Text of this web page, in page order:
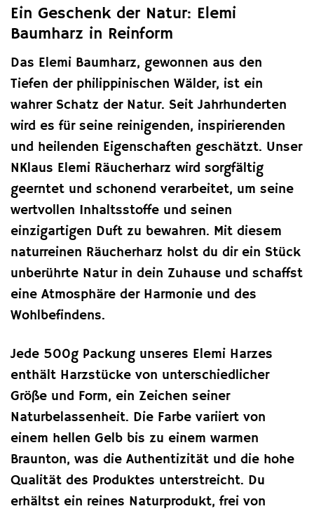
Ein Geschenk der Natur: Elemi
Baumharz in Reinform
Das Elemi Baumharz, gewonnen aus den
Tiefen der philippinischen Wälder, ist ein
wahrer Schatz der Natur. Seit Jahrhunderten
wird es für seine reinigenden, inspirierenden
und heilenden Eigenschaften geschätzt. Unser
NKlaus Elemi Räucherharz wird sorgfältig
geerntet und schonend verarbeitet, um seine
wertvollen Inhaltsstoffe und seinen
einzigartigen Duft zu bewahren. Mit diesem
naturreinen Räucherharz holst du dir ein Stück
unberührte Natur in dein Zuhause und schaffst
eine Atmosphäre der Harmonie und des
Wohlbefindens.
Jede 500g Packung unseres Elemi Harzes
enthält Harzstücke von unterschiedlicher
Größe und Form, ein Zeichen seiner
Naturbelassenheit. Die Farbe variiert von
einem hellen Gelb bis zu einem warmen
Braunton, was die Authentizität und die hohe
Qualität des Produktes unterstreicht. Du
erhältst ein reines Naturprodukt, frei von